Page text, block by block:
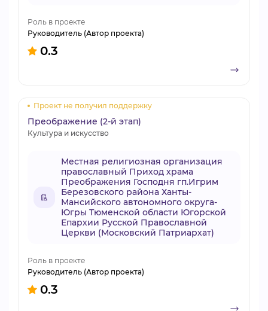
Роль в проекте
Руководитель (Автор проекта)
0.3
Проект не получил поддержку
Преображение (2-й этап)
Культура и искусство
Местная религиозная организация
православный Приход храма
Преображения Господня гп.Игрим
Березовского района Ханты-
Мансийского автономного округа-
Югры Тюменской области Югорской
Епархии Русской Православной
Церкви (Московский Патриархат)
Роль в проекте
Руководитель (Автор проекта)
0.3